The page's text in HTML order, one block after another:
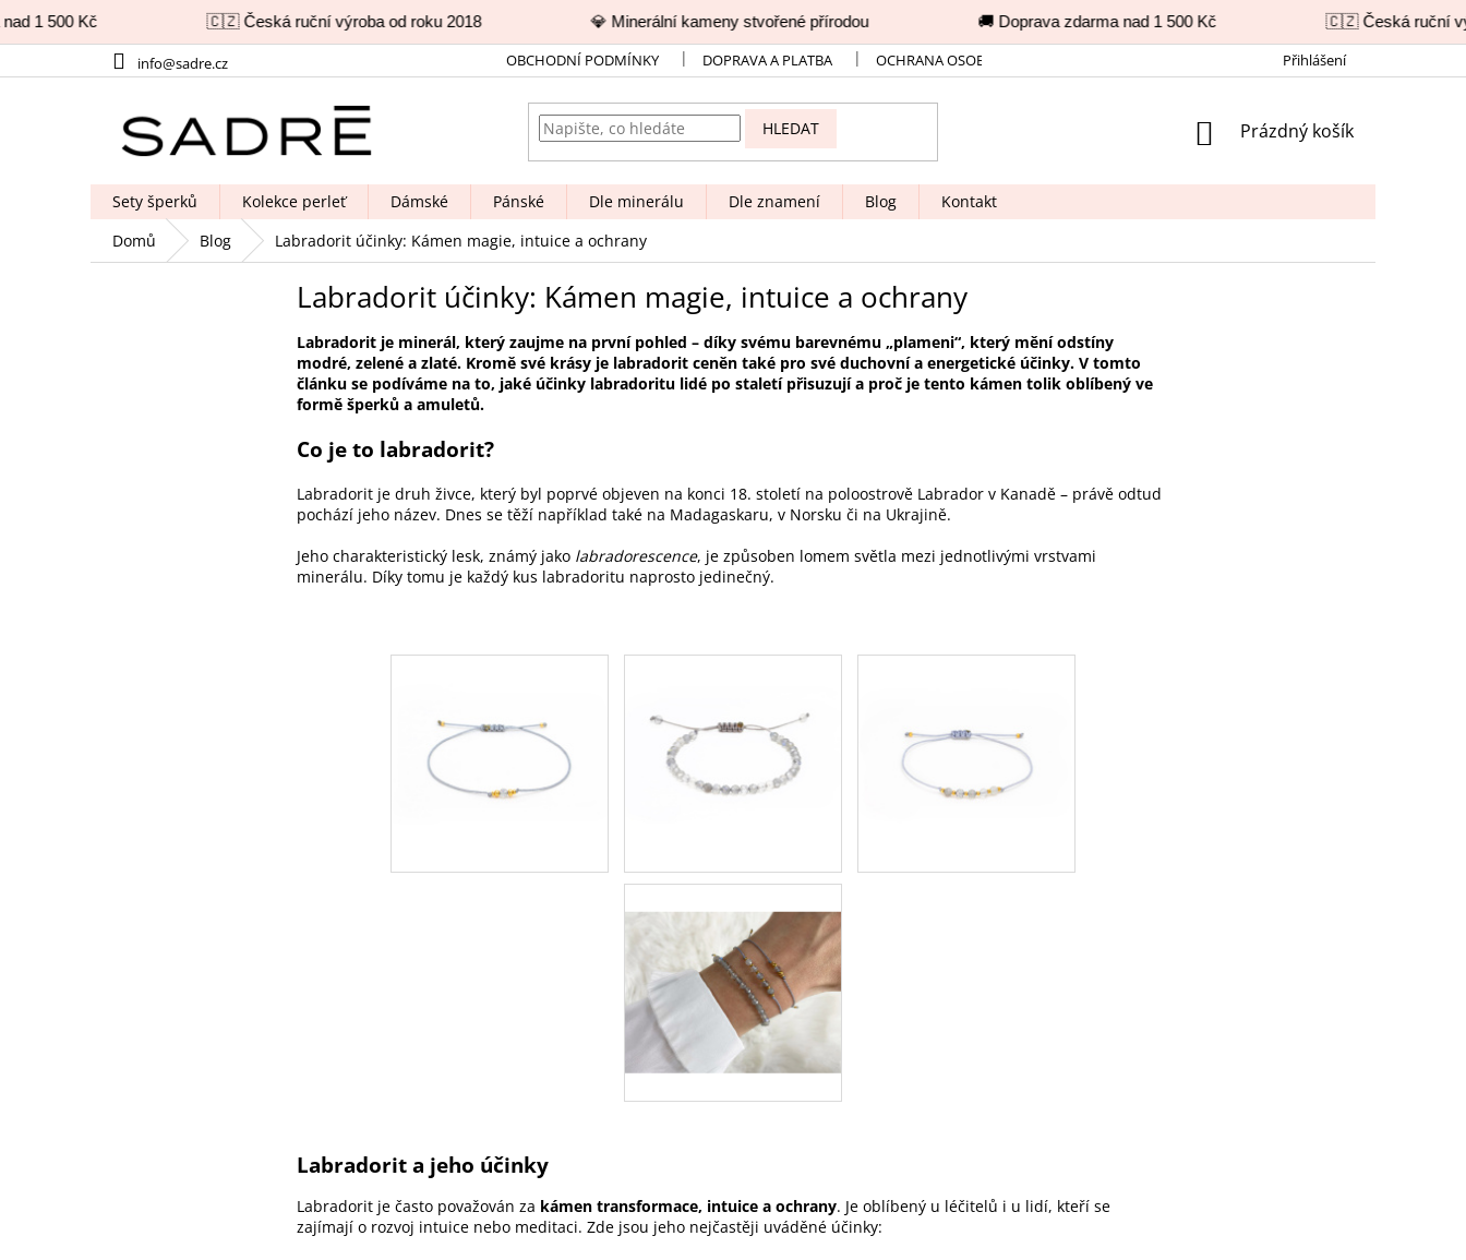
1 500 Kč 🇨🇿 Česká ruční výroba od roku 2018 💎 Minerální kameny stvořené přírodou 🚚 Doprava zdarma nad 1 500 Kč 🇨🇿 Česká ruční
na
info@sadre.cz OBCHODNÍ PODMÍNKY DOPRAVA A PLATBA OCHRANA OSOBNÍCH ÚDAJŮ KONTAKT
Přihlášení
HLEDAT
NÁKUPNÍ
Prázdný košík
Sety šperků Kolekce perleť Dámské Pánské Dle minerálu Dle znamení Blog
Kontakt
Domů
Blog Labradorit účinky: Kámen magie, intuice a ochrany
Labradorit účinky: Kámen magie, intuice a ochrany
Labradorit je minerál, který zaujme na první pohled – díky svému barevnému „plameni“, který mění odstíny
modré, zelené a zlaté. Kromě své krásy je labradorit ceněn také pro své duchovní a energetické účinky. V tomto
článku se podíváme na to, jaké účinky labradoritu lidé po staletí přisuzují a proč je tento kámen tolik oblíbený ve
formě šperků a amuletů.
Co je to labradorit?
Labradorit je druh živce, který byl poprvé objeven na konci 18. století na poloostrově Labrador v Kanadě – právě odtud
pochází jeho název. Dnes se těží například také na Madagaskaru, v Norsku či na Ukrajině.
Jeho charakteristický lesk, známý jako labradorescence, je způsoben lomem světla mezi jednotlivými vrstvami
minerálu. Díky tomu je každý kus labradoritu naprosto jedinečný.
Labradorit a jeho účinky
Labradorit je často považován za kámen transformace, intuice a ochrany. Je oblíbený u léčitelů i u lidí, kteří se
zajímají o rozvoj intuice nebo meditaci. Zde jsou jeho nejčastěji uváděné účinky: